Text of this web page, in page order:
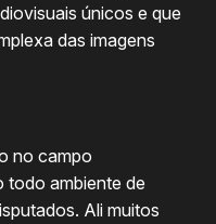
únicos e que
das imagens
no campo
todo ambiente de
Ali muitos